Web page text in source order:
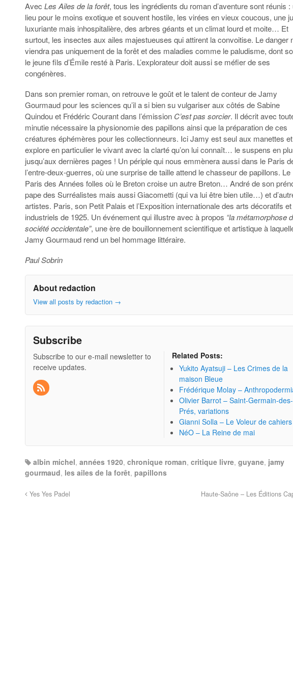
AvecLes Ailes de la forêt, tous les ingrédients du roman d’aventure sont réunis :
lieu pour le moins exotique et souvent hostile, les virées en vieux coucous, une
luxuriante mais inhospitalière, des arbres géants et un climat lourd et moite… Et
surtout, les insectes aux ailes majestueuses qui attirent la convoitise. Le danger
viendra pas uniquement de la forêt et des maladies comme le paludisme, dont
le jeune fils d’Émile resté à Paris. L’explorateur doit aussi se méfier de ses
congénères.
Dans son premier roman, on retrouve le goût et le talent de conteur de Jamy
Gourmaud pour les sciences qu’il a si bien su vulgariser aux côtés de Sabine
Quindou et Frédéric Courant dans l’émission C’est pas sorcier. Il décrit avec
minutie nécessaire la physionomie des papillons ainsi que la préparation de ces
créatures éphémères pour les collectionneurs. Ici Jamy est seul aux manettes et
explore en particulier le vivant avec la clarté qu’on lui connaît… le suspens en
jusqu’aux dernières pages ! Un périple qui nous emmènera aussi dans le Paris
l’entre-deux-guerres, où une surprise de taille attend le chasseur de papillons. Le
Paris des Années folles où le Breton croise un autre Breton… André de son
pape des Surréalistes mais aussi Giacometti (qui va lui être bien utile…) et
artistes. Paris, son Petit Palais et l’Exposition internationale des arts décoratifs et
industriels de 1925. Unévénement qui illustre avec à propos “la métamorphose
société occidentale”, une ère de bouillonnement scientifique et artistique à
Jamy Gourmaud rend un bel hommage littéraire.
Paul Sobrin
About redaction
View all posts by redaction →
Subscribe
Subscribe to our e-mail newsletter to
receive updates.
Related Posts:
Yukito Ayatsuji – Les Crimes de la
maison Bleue
Frédérique Molay –
Olivier Barrot – Saint-Germain-des-
Prés, variations
Gianni Solla – Le Voleur de cahiers
NéO – La Reine de mai
albin michel,années 1920,chronique roman,critique livre,guyane, jamy
gourmaud, les ailes de la forêt,papillons
Yes Yes Padel Haute-Saône – Les Éditions